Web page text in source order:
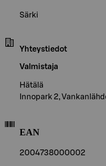
Särki
Yhteystiedot
Valmistaja
Hätälä
Innopark 2,
EAN
2004738000002